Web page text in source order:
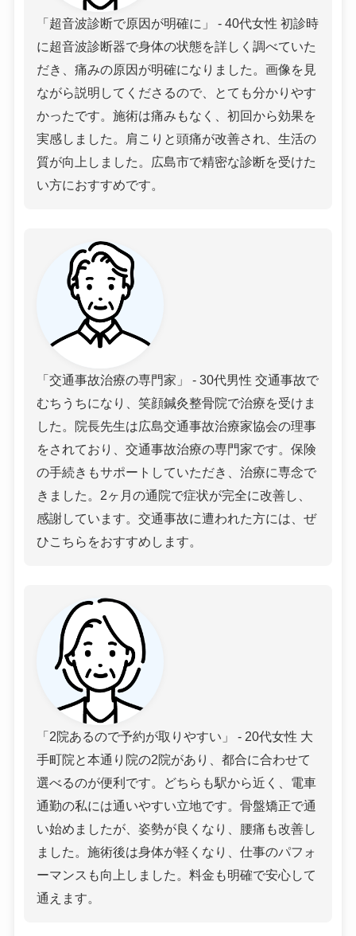
「超音波診断で原因が明確に」 - 40代女性 初診時
に超音波診断器で身体の状態を詳しく調べていた
だき、痛みの原因が明確になりました。画像を見
ながら説明してくださるので、とても分かりやす
かったです。施術は痛みもなく、初回から効果を
実感しました。肩こりと頭痛が改善され、生活の
質が向上しました。広島市で精密な診断を受けた
い方におすすめです。
「交通事故治療の専門家」 - 30代男性 交通事故で
むちうちになり、笑顔鍼灸整骨院で治療を受けま
した。院長先生は広島交通事故治療家協会の理事
をされており、交通事故治療の専門家です。保険
の手続きもサポートしていただき、治療に専念で
きました。2ヶ月の通院で症状が完全に改善し、
感謝しています。交通事故に遭われた方には、ぜ
ひこちらをおすすめします。
「2院あるので予約が取りやすい」 - 20代女性 大
手町院と本通り院の2院があり、都合に合わせて
選べるのが便利です。どちらも駅から近く、電車
通勤の私には通いやすい立地です。骨盤矯正で通
い始めましたが、姿勢が良くなり、腰痛も改善し
ました。施術後は身体が軽くなり、仕事のパフォ
ーマンスも向上しました。料金も明確で安心して
通えます。